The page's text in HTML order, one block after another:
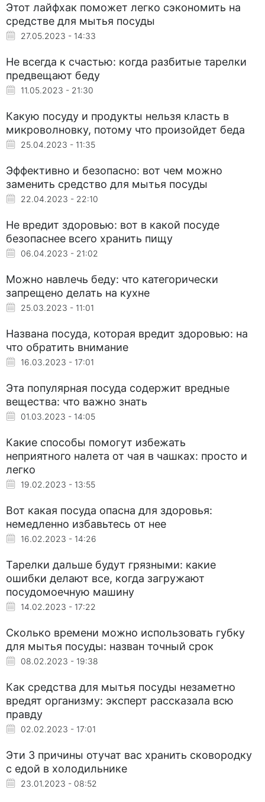
Этот лайфхак поможет легко сэкономить на
средстве для мытья посуды
27.05.2023 - 14:33
Не всегда к счастью: когда разбитые тарелки
предвещают беду
11.05.2023 - 21:30
Какую посуду и продукты нельзя класть в
микроволновку, потому что произойдет беда
25.04.2023 - 11:35
Эффективно и безопасно: вот чем можно
заменить средство для мытья посуды
22.04.2023 - 22:10
Не вредит здоровью: вот в какой посуде
безопаснее всего хранить пищу
06.04.2023 - 21:02
Можно навлечь беду: что категорически
запрещено делать на кухне
25.03.2023 - 11:01
Названа посуда, которая вредит здоровью: на
что обратить внимание
16.03.2023 - 17:01
Эта популярная посуда содержит вредные
вещества: что важно знать
01.03.2023 - 14:05
Какие способы помогут избежать
неприятного налета от чая в чашках: просто и
легко
19.02.2023 - 13:55
Вот какая посуда опасна для здоровья:
немедленно избавьтесь от нее
16.02.2023 - 14:26
Тарелки дальше будут грязными: какие
ошибки делают все, когда загружают
посудомоечную машину
14.02.2023 - 17:22
Сколько времени можно использовать губку
для мытья посуды: назван точный срок
08.02.2023 - 19:38
Как средства для мытья посуды незаметно
вредят организму: эксперт рассказала всю
правду
02.02.2023 - 17:01
Эти 3 причины отучат вас хранить сковородку
с едой в холодильнике
23.01.2023 - 08:52